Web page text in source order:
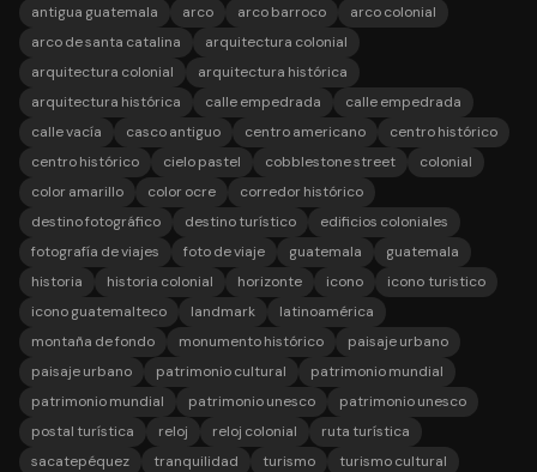
antigua guatemala
arco arco barroco
arco colonial
arco de santa catalina
arquitectura colonial
arquitectura colonial
arquitectura histórica
arquitectura histórica
calle empedrada
calle empedrada
calle vacía
casco antiguo centro americano
centro histórico
centro histórico
cielo pastel cobblestone street
colonial
color amarillo
color ocre
corredor histórico
destino fotográfico
destino turístico
edificios coloniales
fotografía de viajes
foto de viaje guatemala
guatemala
historia
historia colonial horizonte icono
icono turistico
icono guatemalteco
landmark
latinoamérica
montaña de fondo
monumento histórico
paisaje urbano
paisaje urbano
patrimonio cultural
patrimonio mundial
patrimonio mundial
patrimonio unesco
patrimonio unesco
postal turística
reloj reloj colonial
ruta turística
sacatepéquez
tranquilidad turismo
turismo cultural